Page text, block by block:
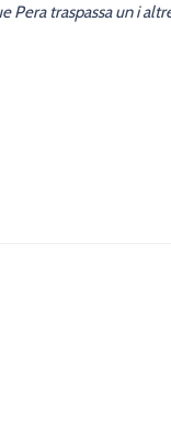
Pera traspassa un i